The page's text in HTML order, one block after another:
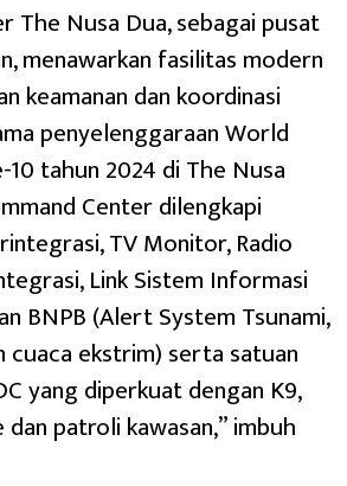
The Nusa Dua, sebagai pusat
menawarkan fasilitas modern
keamanan dan koordinasi
penyelenggaraan World
tahun 2024 di The Nusa
Center dilengkapi
TV Monitor, Radio
Link Sistem Informasi
BNPB (Alert System Tsunami,
cuaca ekstrim) serta satuan
yang diperkuat dengan K9,
patroli kawasan,” imbuh